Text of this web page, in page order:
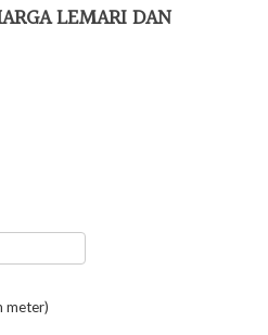
LEMARI DAN
meter)